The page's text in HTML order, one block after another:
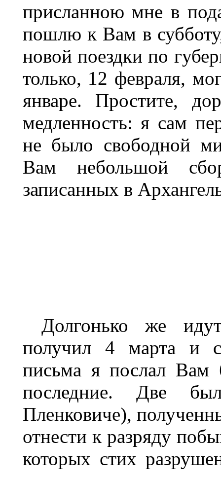
присланною мне в
пошлю к Вам в
новой поездки по
только, 12 февраля,
январе. Простите,
медленность: я сам
не было свободной
Вам небольшой
записанных в
Долгонько же
получил 4 марта и
письма я послал Вам
последние. Две
Пленковиче),
отнести к разряду
которых стих